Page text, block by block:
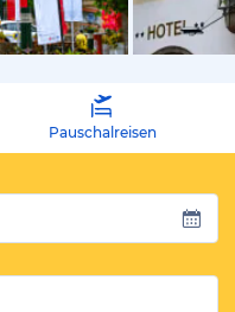
vom
Pauschalreisen